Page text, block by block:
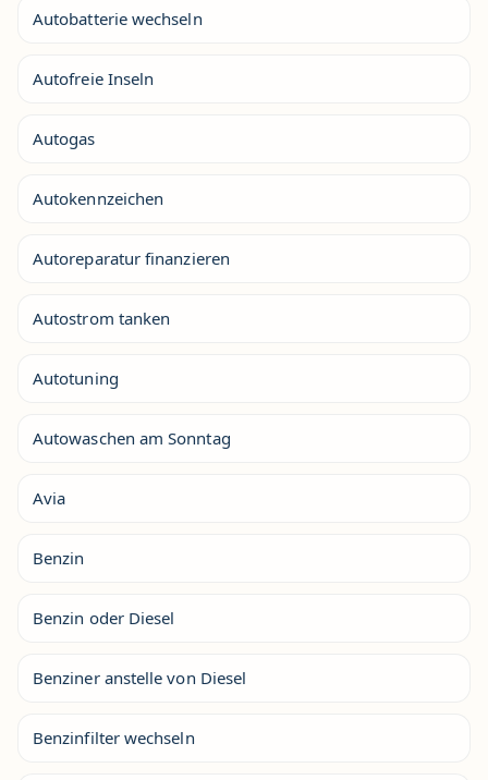
Autobatterie wechseln
Autofreie Inseln
Autogas
Autokennzeichen
Autoreparatur finanzieren
Autostrom tanken
Autotuning
Autowaschen am Sonntag
Avia
Benzin
Benzin oder Diesel
Benziner anstelle von Diesel
Benzinfilter wechseln